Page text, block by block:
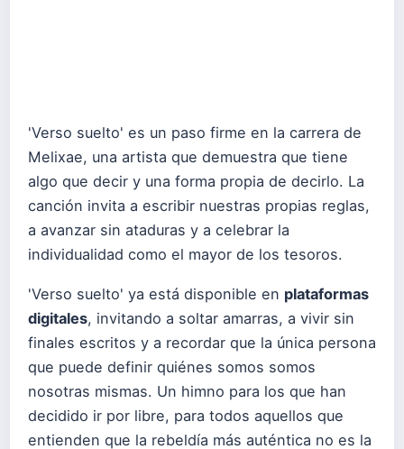
'Verso suelto' es un paso firme en la carrera de
Melixae, una artista que demuestra que tiene
algo que decir y una forma propia de decirlo. La
canción invita a escribir nuestras propias reglas,
a avanzar sin ataduras y a celebrar la
individualidad como el mayor de los tesoros.
'Verso suelto' ya está disponible en plataformas
digitales, invitando a soltar amarras, a vivir sin
finales escritos y a recordar que la única persona
que puede definir quiénes somos somos
nosotras mismas. Un himno para los que han
decidido ir por libre, para todos aquellos que
entienden que la rebeldía más auténtica no es la